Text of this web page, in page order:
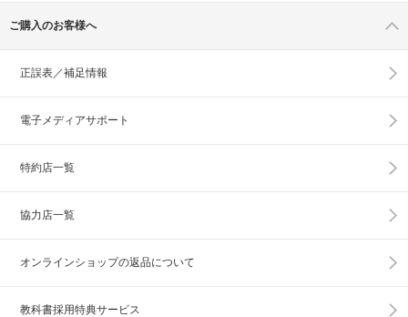
ご購入のお客様へ
正誤表／補足情報
電子メディアサポート
特約店一覧
協力店一覧
オンラインショップの返品について
教科書採用特典サービス